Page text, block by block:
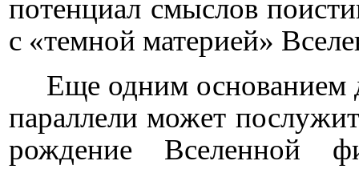
потенциал смыслов
с «темной материей»
Еще одним основанием
параллели может
рождение Вселенной